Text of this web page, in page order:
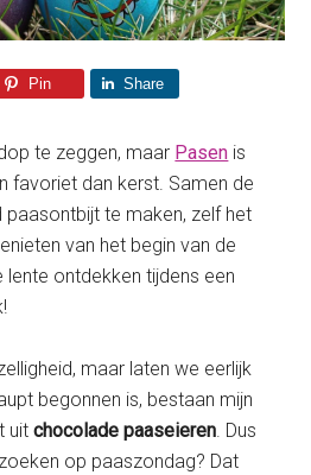
Pin Share
te zeggen, maar Pasen is
favoriet dan kerst. Samen de
paasontbijt te maken, zelf het
van het begin van de
lente ontdekken tijdens een
maar laten we eerlijk
begonnen is, bestaan mijn
uitchocolade paaseieren. Dus
op paaszondag? Dat